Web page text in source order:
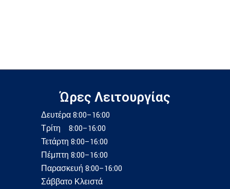
Ώρες Λειτουργίας
Δευτέρα 8:00–16:00
Τρίτη 8:00–16:00
Τετάρτη 8:00–16:00
Πέμπτη 8:00–16:00
Παρασκευή 8:00–16:00
Σάββατο Κλειστά